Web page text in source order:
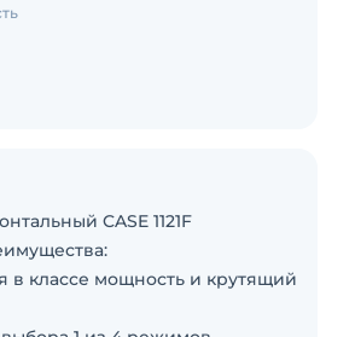
CASE 1121F
в классе мощность и крутящий